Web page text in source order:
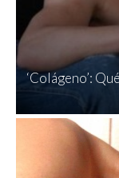
‘Colágeno’: